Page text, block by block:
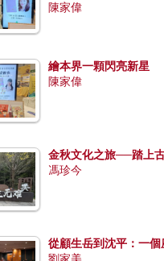
陳家偉
繪本界一顆閃亮新星
陳家偉
金秋文化之旅──踏上
馮珍今
從顧生岳到沈平：一